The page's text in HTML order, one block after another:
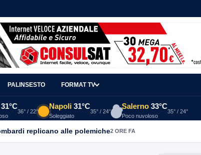
PALINSESTO FORMAT TV
31°C
36° / 22°
Napoli 31°C
Soleggiato
35° / 24°
Salerno 33°C
Poco nuvoloso
35° / 24°
replicano alle polemiche2 ORE FA